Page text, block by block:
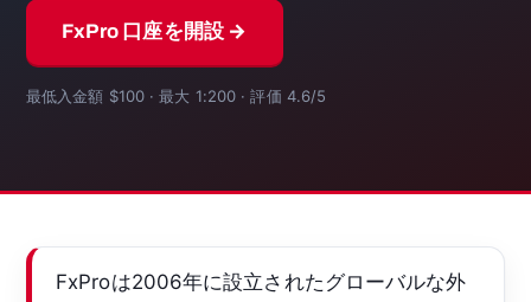
FxPro 口座を開設 →
最低入金額 $100 · 最大 1:200 · 評価 4.6/5
FxProは2006年に設立されたグローバルな外